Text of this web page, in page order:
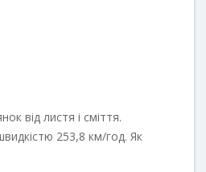
від листя і сміття.
253,8 км/год. Як